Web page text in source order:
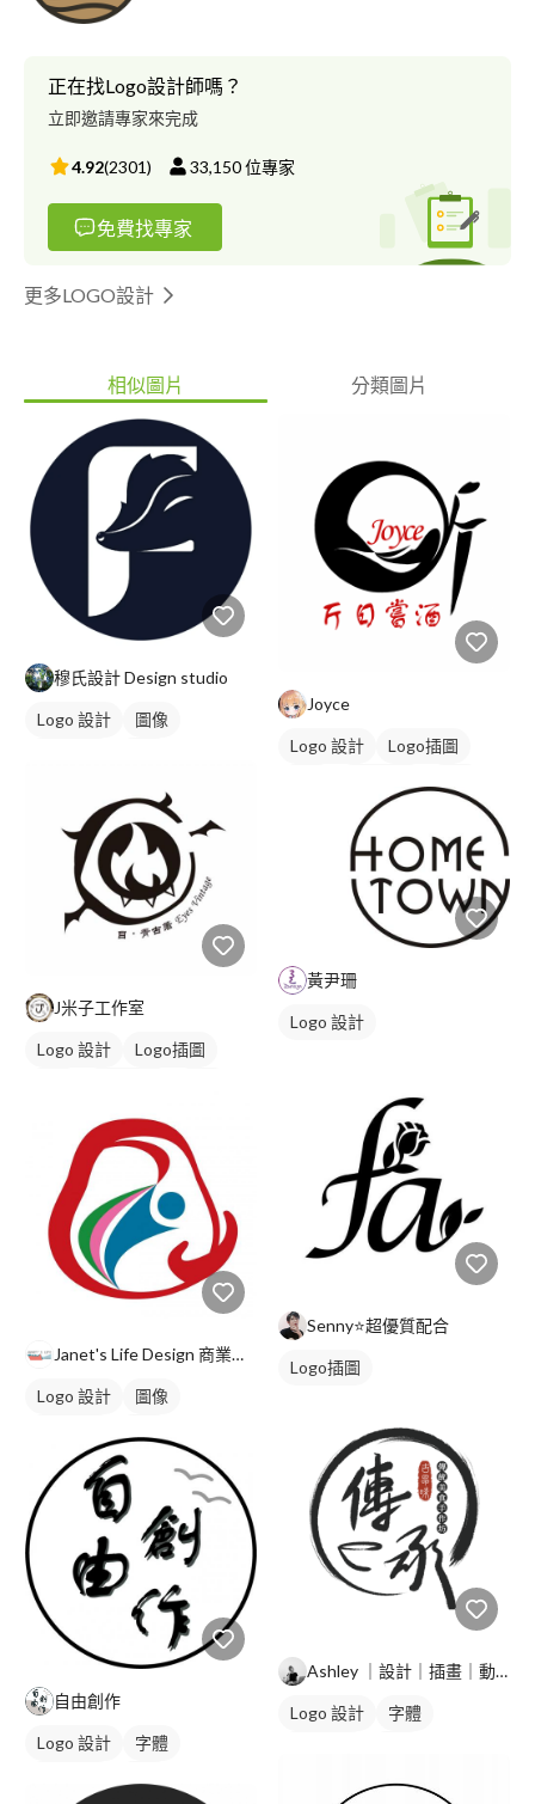
正在找Logo設計師嗎？
立即邀請專家來完成
4.92(2301) 33,150位專家
免費找專家
更多LOGO設計
相似圖片 分類圖片
穆氏設計 Design studio
Logo 設計
圖像
J米子工作室
Logo 設計
Logo插圖
Janet's Life Design 商業設計
Logo 設計
圖像
自由創作
Logo 設計
字體
Joyce
Logo 設計
Logo插圖
黃尹珊
Logo 設計
Senny⭐超優質配合
Logo插圖
Ashley ｜設計｜插畫｜動畫｜
Logo 設計
字體